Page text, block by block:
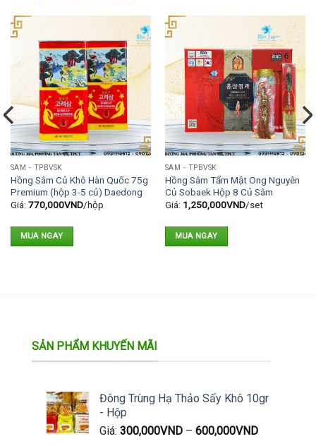
SÂM - TPBVSK
Hồng Sâm Củ Khô Hàn Quốc 75g
Premium (hộp 3-5 củ) Daedong
Giá: 770,000VND/hộp
MUA NGAY
SÂM - TPBVSK
Hồng Sâm Tẩm Mật Ong Nguyên
Củ Sobaek Hộp 8 Củ Sâm
Giá: 1,250,000VND/set
MUA NGAY
SẢN PHẨM KHUYẾN MÃI
Đông Trùng Hạ Thảo Sấy Khô 10gr
- Hộp
Giá: 300,000VND– 600,000VND